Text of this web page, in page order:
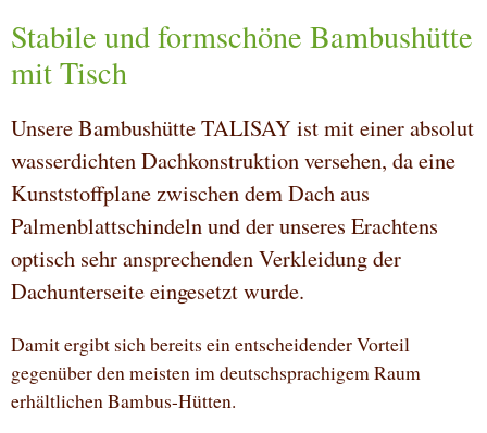
Stabile und formschöne Bambushütte
mit Tisch
Unsere Bambushütte TALISAY ist mit einer absolut
wasserdichten Dachkonstruktion versehen, da eine
Kunststoffplane zwischen dem Dach aus
Palmenblattschindeln und der unseres Erachtens
optisch sehr ansprechenden Verkleidung der
Dachunterseite eingesetzt wurde.
Damit ergibt sich bereits ein entscheidender Vorteil
gegenüber den meisten im deutschsprachigem Raum
erhältlichen Bambus-Hütten.